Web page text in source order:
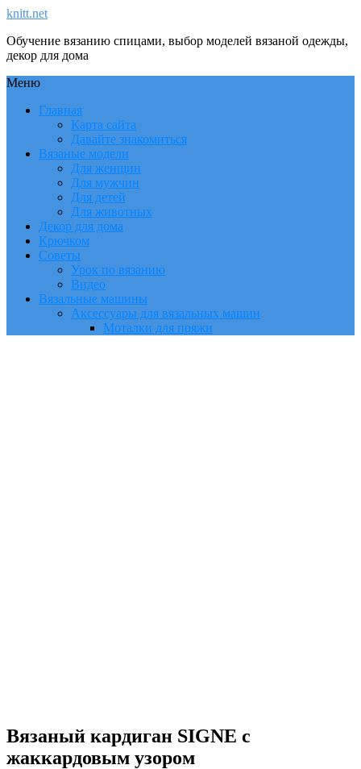
knitt.net
Обучение вязанию спицами, выбор моделей вязаной одежды,
декор для дома
Меню
Главная
Карта сайта
Давайте знакомиться
Вязаные модели
Для женщин
Для мужчин
Для детей
Для животных
Декор для дома
Крючком
Советы
Урок по вязанию
Видео
Вязальные машины
Аксессуары для вязальных машин
Моталки для пряжи
Вязаный кардиган SIGNE с
жаккардовым узором